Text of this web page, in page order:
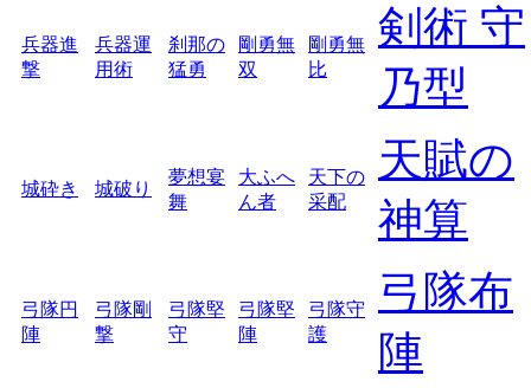
兵器進
撃
兵器運
用術
刹那の
猛勇
剛勇無
双
剛勇無
比
剣術 守
乃型
城砕き 城破り
夢想宴
舞
大ふへ
ん者
天下の
采配
天賦の
神算
弓隊円
陣
弓隊剛
撃
弓隊堅
守
弓隊堅
陣
弓隊守
護
弓隊布
陣